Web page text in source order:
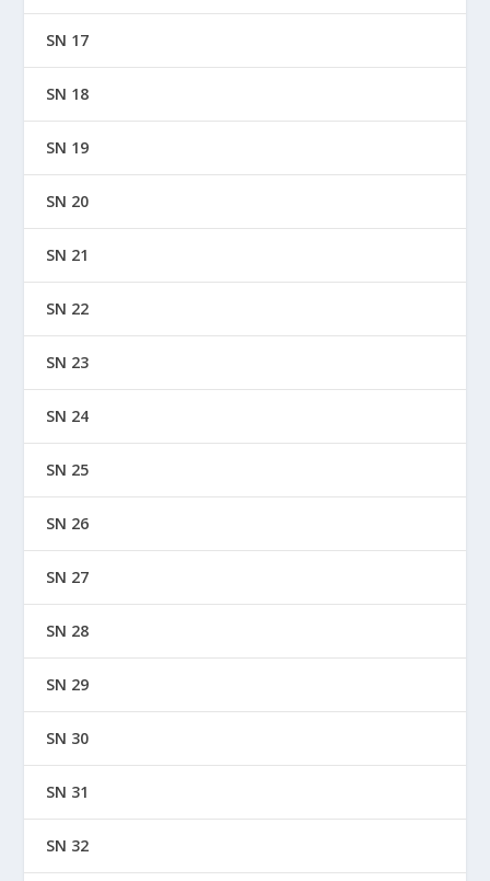
SN 17
SN 18
SN 19
SN 20
SN 21
SN 22
SN 23
SN 24
SN 25
SN 26
SN 27
SN 28
SN 29
SN 30
SN 31
SN 32